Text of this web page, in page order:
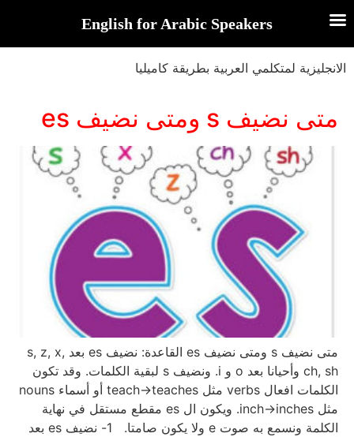
الانجليزية لمتكلمي العربية بطريقة كاميليا
متى نضيف s ومتى نضيف es
متى نضيف s ومتى نضيف es القاعدة: نضيف es بعد s, z, x,
ch, sh وأحيانا بعد o و i. ونضيف s لبقية الكلمات. وقد تكون
الكلمات افعال verbs مثل teach→teaches أو أسماء nouns
مثل inch→inches. ويكون ال es مقطع مستقل في نهاية
الكلمة ونسمع به صوت e ولا يكون صامتا. 1- نضيف es بعد
English for Arabic Speakers